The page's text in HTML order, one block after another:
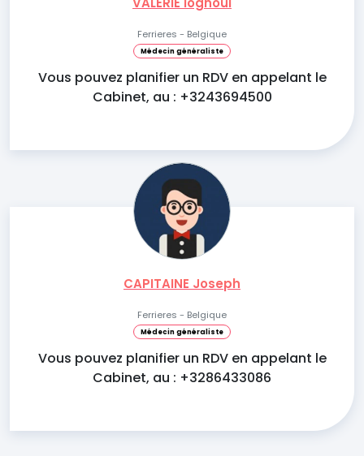
Ferrieres - Belgique
Médecin généraliste
Vous pouvez planifier un RDV en appelant le
Cabinet, au : +3243694500
CAPITAINE Joseph
Ferrieres - Belgique
Médecin généraliste
Vous pouvez planifier un RDV en appelant le
Cabinet, au : +3286433086